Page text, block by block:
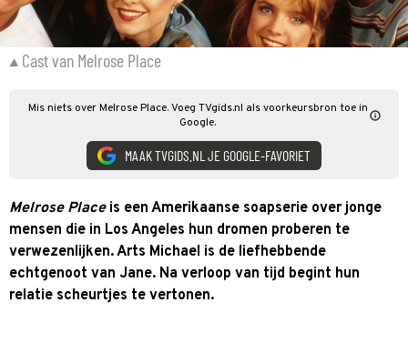
Cast van Melrose Place
Mis niets over Melrose Place. Voeg TVgids.nl als voorkeursbron toe in
Google.
MAAK TVGIDS.NL JE GOOGLE-FAVORIET
Melrose Placeis een Amerikaanse soapserie over jonge
mensen die in Los Angeles hun dromen proberen te
verwezenlijken. Arts Michael is de liefhebbende
echtgenoot van Jane. Na verloop van tijd begint hun
relatie scheurtjes te vertonen.